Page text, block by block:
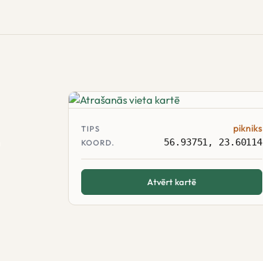
TIPS pikniks
KOORD. 56.93751, 23.60114
Atvērt kartē